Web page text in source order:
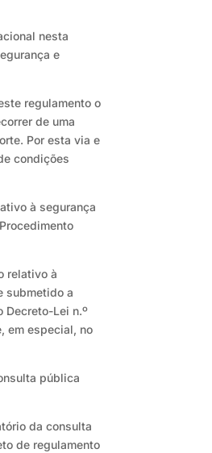
nesta
e
regulamento o
de uma
Por esta via e
condições
à segurança
relativo à
submetido a
Decreto-Lei n.º
em especial, no
pública
da consulta
de regulamento